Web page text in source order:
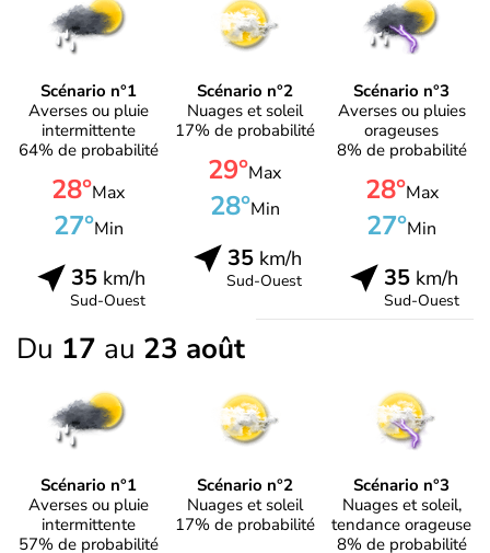
Scénario n°1
Averses ou pluie
intermittente
64% de probabilité
28°Max
27°Min
35km/h
Sud-Ouest
Scénario n°2
Nuages et soleil
17% de probabilité
29°Max
28°Min
35km/h
Sud-Ouest
Scénario n°3
Averses ou pluies
orageuses
8% de probabilité
28°Max
27°Min
35 km/h
Sud-Ouest
Du 17 au 23 août
Scénario n°1
Averses ou pluie
intermittente
57% de probabilité
Scénario n°2
Nuages et soleil
17% de probabilité
Scénario n°3
Nuages et soleil,
tendance orageuse
8% de probabilité